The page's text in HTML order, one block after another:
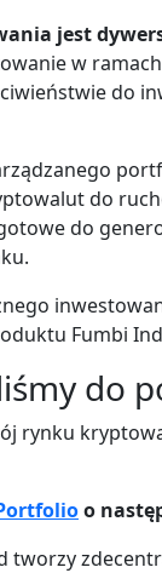
jest
w
do
do
do
Fumbi
do
rynku
o
tworzy